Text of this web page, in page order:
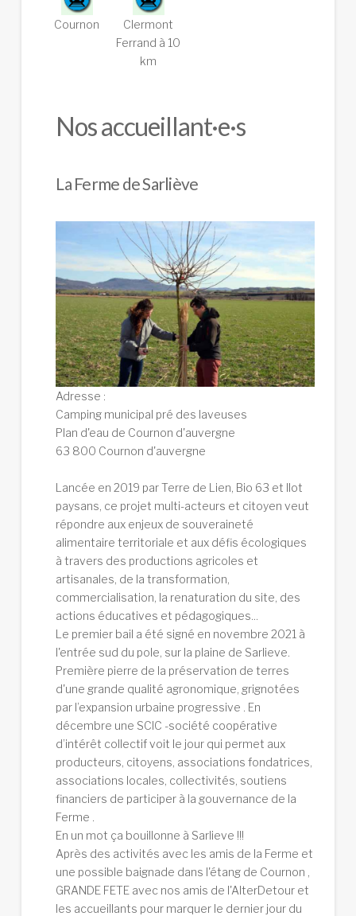
Cournon
Clermont
Ferrand à 10
km
Nos accueillant·e·s
La Ferme de Sarliève
Adresse :
Camping municipal pré des laveuses
Plan d'eau de Cournon d'auvergne
63 800 Cournon d'auvergne
Lancée en 2019 par Terre de Lien, Bio 63 et Ilot
paysans, ce projet multi-acteurs et citoyen veut
répondre aux enjeux de souveraineté
alimentaire territoriale et aux défis écologiques
à travers des productions agricoles et
artisanales, de la transformation,
commercialisation, la renaturation du site, des
actions éducatives et pédagogiques...
Le premier bail a été signé en novembre 2021 à
l'entrée sud du pole, sur la plaine de Sarlieve.
Première pierre de la préservation de terres
d'une grande qualité agronomique, grignotées
par l’expansion urbaine progressive . En
décembre une SCIC -société coopérative
d’intérêt collectif voit le jour qui permet aux
producteurs, citoyens, associations fondatrices,
associations locales, collectivités, soutiens
financiers de participer à la gouvernance de la
Ferme .
En un mot ça bouillonne à Sarlieve !!!
Après des activités avec les amis de la Ferme et
une possible baignade dans l'étang de Cournon ,
GRANDE FETE avec nos amis de l'AlterDetour et
les accueillants pour marquer le dernier jour du